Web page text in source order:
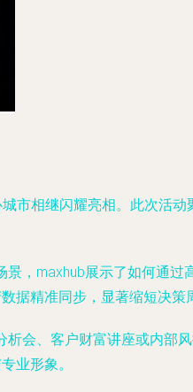
市相继闪耀亮相。此次活
，maxhub展示了如何通过
精准同步，显著缩短决策
会、客户财富讲座或内部
业形象。